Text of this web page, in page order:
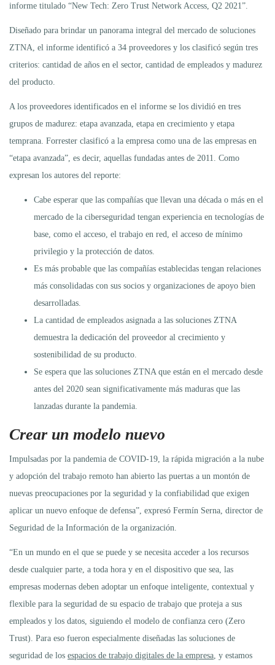
informe titulado “New Tech: Zero Trust Network Access, Q2 2021”.
Diseñado para brindar un panorama integral del mercado de soluciones
ZTNA, el informe identificó a 34 proveedores y los clasificó según tres
criterios: cantidad de años en el sector, cantidad de empleados y madurez
del producto.
A los proveedores identificados en el informe se los dividió en tres
grupos de madurez: etapa avanzada, etapa en crecimiento y etapa
temprana. Forrester clasificó a la empresa como una de las empresas en
“etapa avanzada”, es decir, aquellas fundadas antes de 2011. Como
expresan los autores del reporte:
Cabe esperar que las compañías que llevan una década o más en el
mercado de la ciberseguridad tengan experiencia en tecnologías de
base, como el acceso, el trabajo en red, el acceso de mínimo
privilegio y la protección de datos.
Es más probable que las compañías establecidas tengan relaciones
más consolidadas con sus socios y organizaciones de apoyo bien
desarrolladas.
La cantidad de empleados asignada a las soluciones ZTNA
demuestra la dedicación del proveedor al crecimiento y
sostenibilidad de su producto.
Se espera que las soluciones ZTNA que están en el mercado desde
antes del 2020 sean significativamente más maduras que las
lanzadas durante la pandemia.
Crear un modelo nuevo
Impulsadas por la pandemia de COVID-19, la rápida migración a la nube
y adopción del trabajo remoto han abierto las puertas a un montón de
nuevas preocupaciones por la seguridad y la confiabilidad que exigen
aplicar un nuevo enfoque de defensa”, expresó Fermín Serna, director de
Seguridad de la Información de la organización.
“En un mundo en el que se puede y se necesita acceder a los recursos
desde cualquier parte, a toda hora y en el dispositivo que sea, las
empresas modernas deben adoptar un enfoque inteligente, contextual y
flexible para la seguridad de su espacio de trabajo que proteja a sus
empleados y los datos, siguiendo el modelo de confianza cero (Zero
Trust). Para eso fueron especialmente diseñadas las soluciones de
seguridad de los espacios de trabajo digitales de la empresa , y estamos